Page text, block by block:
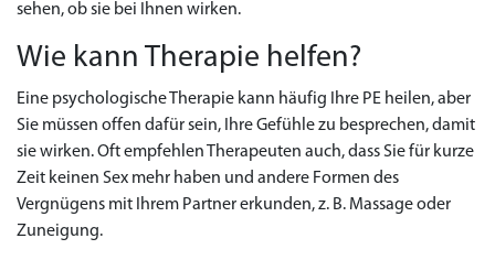
sehen, ob sie bei Ihnen wirken.
Wie kann Therapie helfen?
Eine psychologische Therapie kann häufig Ihre PE heilen, aber
Sie müssen offen dafür sein, Ihre Gefühle zu besprechen, damit
sie wirken. Oft empfehlen Therapeuten auch, dass Sie für kurze
Zeit keinen Sex mehr haben und andere Formen des
Vergnügens mit Ihrem Partner erkunden, z. B. Massage oder
Zuneigung.